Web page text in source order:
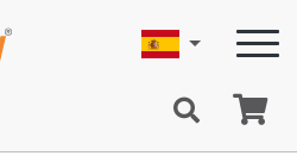
Español